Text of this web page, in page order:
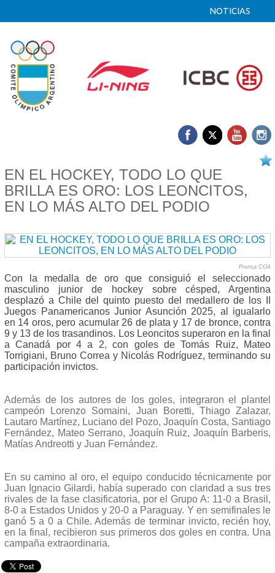
NOTICIAS
EN EL HOCKEY, TODO LO QUE
BRILLA ES ORO: LOS LEONCITOS,
EN LO MÁS ALTO DEL PODIO
Prensa COA
Con la medalla de oro que consiguió el seleccionado
masculino junior de hockey sobre césped, Argentina
desplazó a Chile del quinto puesto del medallero de los II
Juegos Panamericanos Junior Asunción 2025, al igualarlo
en 14 oros, pero acumular 26 de plata y 17 de bronce, contra
9 y 13 de los trasandinos. Los Leoncitos superaron en la final
a Canadá por 4 a 2, con goles de Tomás Ruiz, Mateo
Torrigiani, Bruno Correa y Nicolás Rodríguez, terminando su
participación invictos.
Además de los autores de los goles, integraron el plantel
campeón Lorenzo Somaini, Juan Boretti, Thiago Zalazar,
Lautaro Martínez, Luciano del Pozo, Joaquín Costa, Santiago
Fernández, Mateo Serrano, Joaquín Ruiz, Joaquín Barberis,
Matías Andreotti y Juan Fernández.
En su camino al oro, el equipo conducido técnicamente por
Juan Ignacio Gilardi, había superado con claridad a sus tres
rivales de la fase clasificatoria, por el Grupo A: 11-0 a Brasil,
8-0 a Estados Unidos y 20-0 a Paraguay. Y en semifinales le
ganó 5 a 0 a Chile. Además de terminar invicto, recién hoy,
en la final, recibieron sus primeros dos goles en contra. Una
campaña extraordinaria.